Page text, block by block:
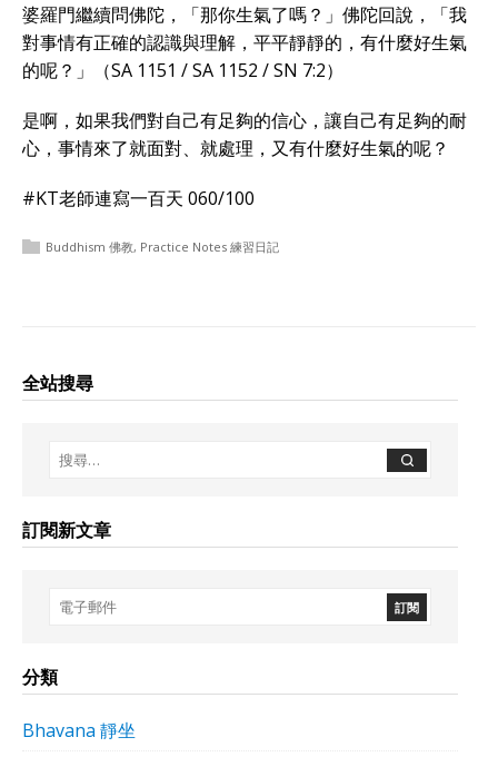
婆羅門繼續問佛陀，「那你生氣了嗎？」佛陀回說，「我
對事情有正確的認識與理解，平平靜靜的，有什麼好生氣
的呢？」（SA 1151 / SA 1152 / SN 7:2）
是啊，如果我們對自己有足夠的信心，讓自己有足夠的耐
心，事情來了就面對、就處理，又有什麼好生氣的呢？
#KT老師連寫一百天 060/100
Buddhism 佛教, Practice Notes 練習日記
全站搜尋
訂閱新文章
分類
Bhavana 靜坐